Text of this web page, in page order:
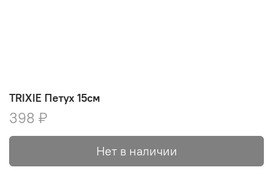
TRIXIE Петух 15см
398 ₽
Нет в наличии